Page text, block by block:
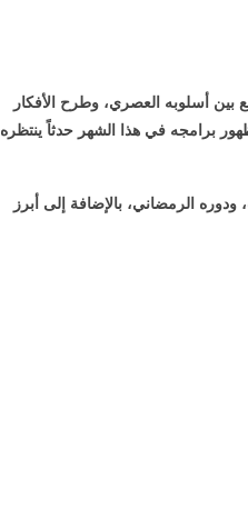
بين أسلوبه العصري، وطرح الأفكار
برامجه في هذا الشهر حدثاً ينتظره
الرمضاني، بالإضافة إلى أبرز